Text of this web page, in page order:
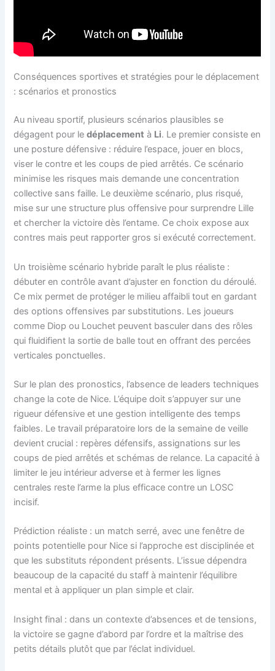
Conséquences sportives et stratégies pour le déplacement
: scénarios et pronostics
Au niveau sportif, plusieurs scénarios plausibles se
dégagent pour ledéplacement à Li. Le premier consiste en
une posture défensive : réduire l’espace, jouer en blocs,
viser le contre et les coups de pied arrêtés. Ce scénario
minimise les risques mais demande une concentration
collective sans faille. Le deuxième scénario, plus risqué,
mise sur une structure plus offensive pour surprendre Lille
et chercher la victoire dès l’entame. Ce choix expose aux
contres mais peut rapporter gros si exécuté correctement.
Un troisième scénario hybride paraît le plus réaliste :
débuter en contrôle avant d’ajuster en fonction du déroulé.
Ce mix permet de protéger le milieu affaibli tout en gardant
des options offensives par substitutions. Les joueurs
comme Diop ou Louchet peuvent basculer dans des rôles
qui fluidifient la sortie de balle tout en offrant des percées
verticales ponctuelles.
Sur le plan des pronostics, l’absence de leaders techniques
change la cote de Nice. L’équipe doit s’appuyer sur une
rigueur défensive et une gestion intelligente des temps
faibles. Le travail préparatoire lors de la semaine de veille
devient crucial : repères défensifs, assignations sur les
coups de pied arrêtés et schémas de relance. La capacité à
limiter le jeu intérieur adverse et à fermer les lignes
centrales reste l’arme la plus efficace contre un LOSC
incisif.
Prédiction réaliste : un match serré, avec une fenêtre de
points potentielle pour Nice si l’approche est disciplinée et
que les substituts répondent présents. L’issue dépendra
beaucoup de la capacité du staff à maintenir l’équilibre
mental et à appliquer un plan simple et clair.
Insight final : dans un contexte d’absences et de tensions,
la victoire se gagne d’abord par l’ordre et la maîtrise des
petits détails plutôt que par l’éclat individuel.